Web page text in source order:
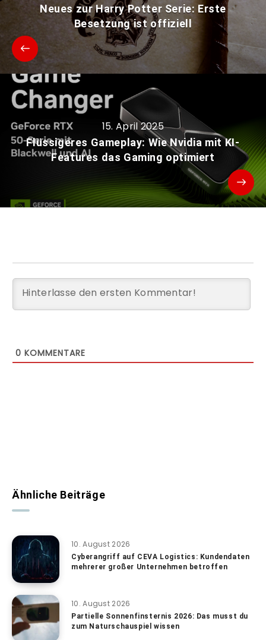
Neues zur Harry Potter Serie: Erste
Besetzung ist offiziell
15. April 2025
Flüssigeres Gameplay: Wie Nvidia mit KI-
Features das Gaming optimiert
0 KOMMENTARE
Ähnliche Beiträge
10. August 2026
Cyberangriff auf CEVA Logistics: Kundendaten
mehrerer großer Unternehmen betroffen
10. August 2026
Partielle Sonnenfinsternis 2026: Das musst du
zum Naturschauspiel wissen